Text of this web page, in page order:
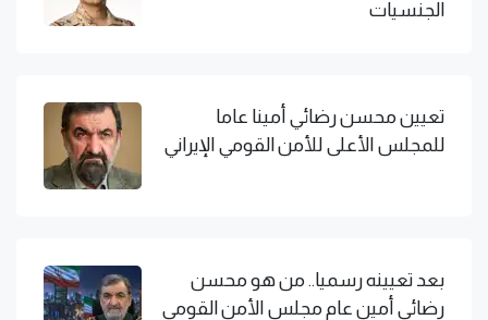
الجنسيات
تعيين محسن رضائي أمينا عاما
للمجلس الأعلى للأمن القومي الإيراني
بعد تعيينه رسميا.. من هو محسن
رضائي أمين عام مجلس الأمن القومي